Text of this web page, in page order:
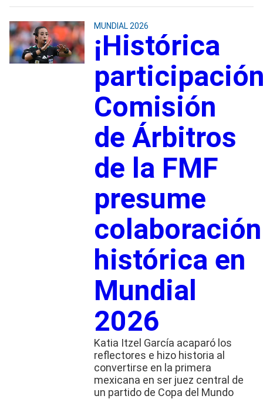
MUNDIAL 2026
¡Histórica
Comisión
de Árbitros
de la FMF
presume
colaboración
histórica en
Mundial
2026
Katia Itzel García acaparó los
reflectores e hizo historia al
convertirse en la primera
mexicana en ser juez central de
un partido de Copa del Mundo